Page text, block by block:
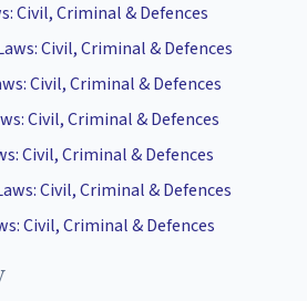
Civil, Criminal & Defences
Civil, Criminal & Defences
Civil, Criminal & Defences
Civil, Criminal & Defences
Civil, Criminal & Defences
Civil, Criminal & Defences
Civil, Criminal & Defences